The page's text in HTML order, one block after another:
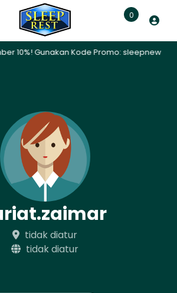
10%! Gunakan Kode Promo: sleepnew
0
tidak diatur
tidak diatur